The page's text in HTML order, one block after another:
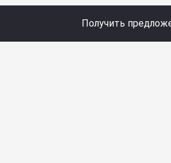
сайта, уникального
предпочтительного времени и
Получить